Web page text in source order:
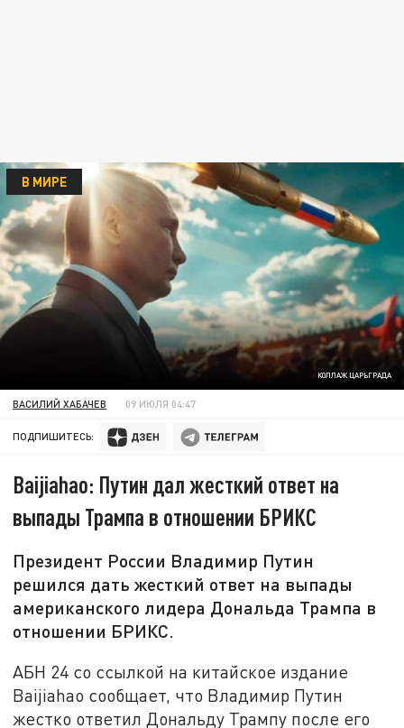
КОЛЛАЖ ЦАРЬГРАДА
В МИРЕ
ВАСИЛИЙ ХАБАЧЕВ 09 ИЮЛЯ 04:47
ПОДПИШИТЕСЬ:
Baijiahao: Путин дал жесткий ответ на
выпады Трампа в отношении БРИКС
Президент России Владимир Путин
решился дать жесткий ответ на выпады
американского лидера Дональда Трампа в
отношении БРИКС.
АБН 24 со ссылкой на китайское издание
Baijiahao сообщает, что Владимир Путин
жестко ответил Дональду Трампу после его